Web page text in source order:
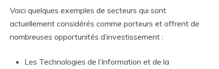
Voici quelques exemples de secteurs qui sont
actuellement considérés comme porteurs et offrent de
nombreuses opportunités d’investissement :
Les Technologies de l’Information et de la